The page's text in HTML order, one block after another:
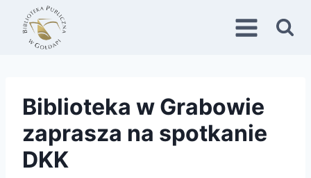
Przejdź
treści
Biblioteka w Grabowie
zaprasza na spotkanie
DKK